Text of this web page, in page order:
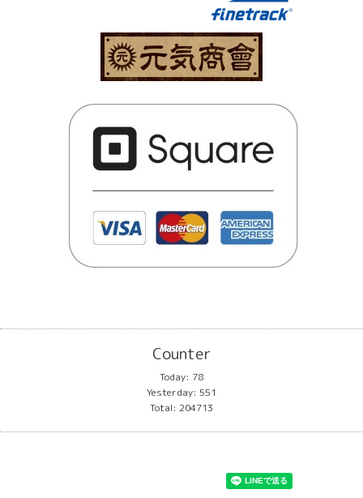
Counter
Today: 78
Yesterday: 551
Total: 204713